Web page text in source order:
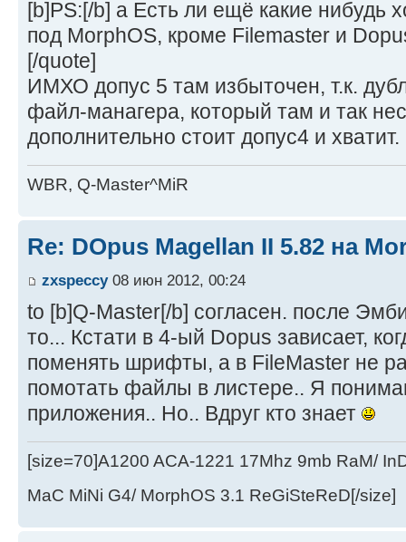
[b]PS:[/b] а Есть ли ещё какие нибудь
под MorphOS, кроме Filemaster и
[/quote]
ИМХО допус 5 там избыточен, т.к.
файл-манагера, который там и так
дополнительно стоит допус4 и хватит.
WBR, Q-Master^MiR
Re: DOpus Magellan II 5.82 на
zxspeccy08 июн 2012, 00:24
to [b]Q-Master[/b] согласен. после
то... Кстати в 4-ый Dopus зависает,
поменять шрифты, а в FileMaster не
помотать файлы в листере.. Я
приложения.. Но.. Вдруг кто знает
[size=70]A1200 ACA-1221 17Mhz 9mb RaM/
MaC MiNi G4/ MorphOS 3.1 ReGiSteReD[/size]